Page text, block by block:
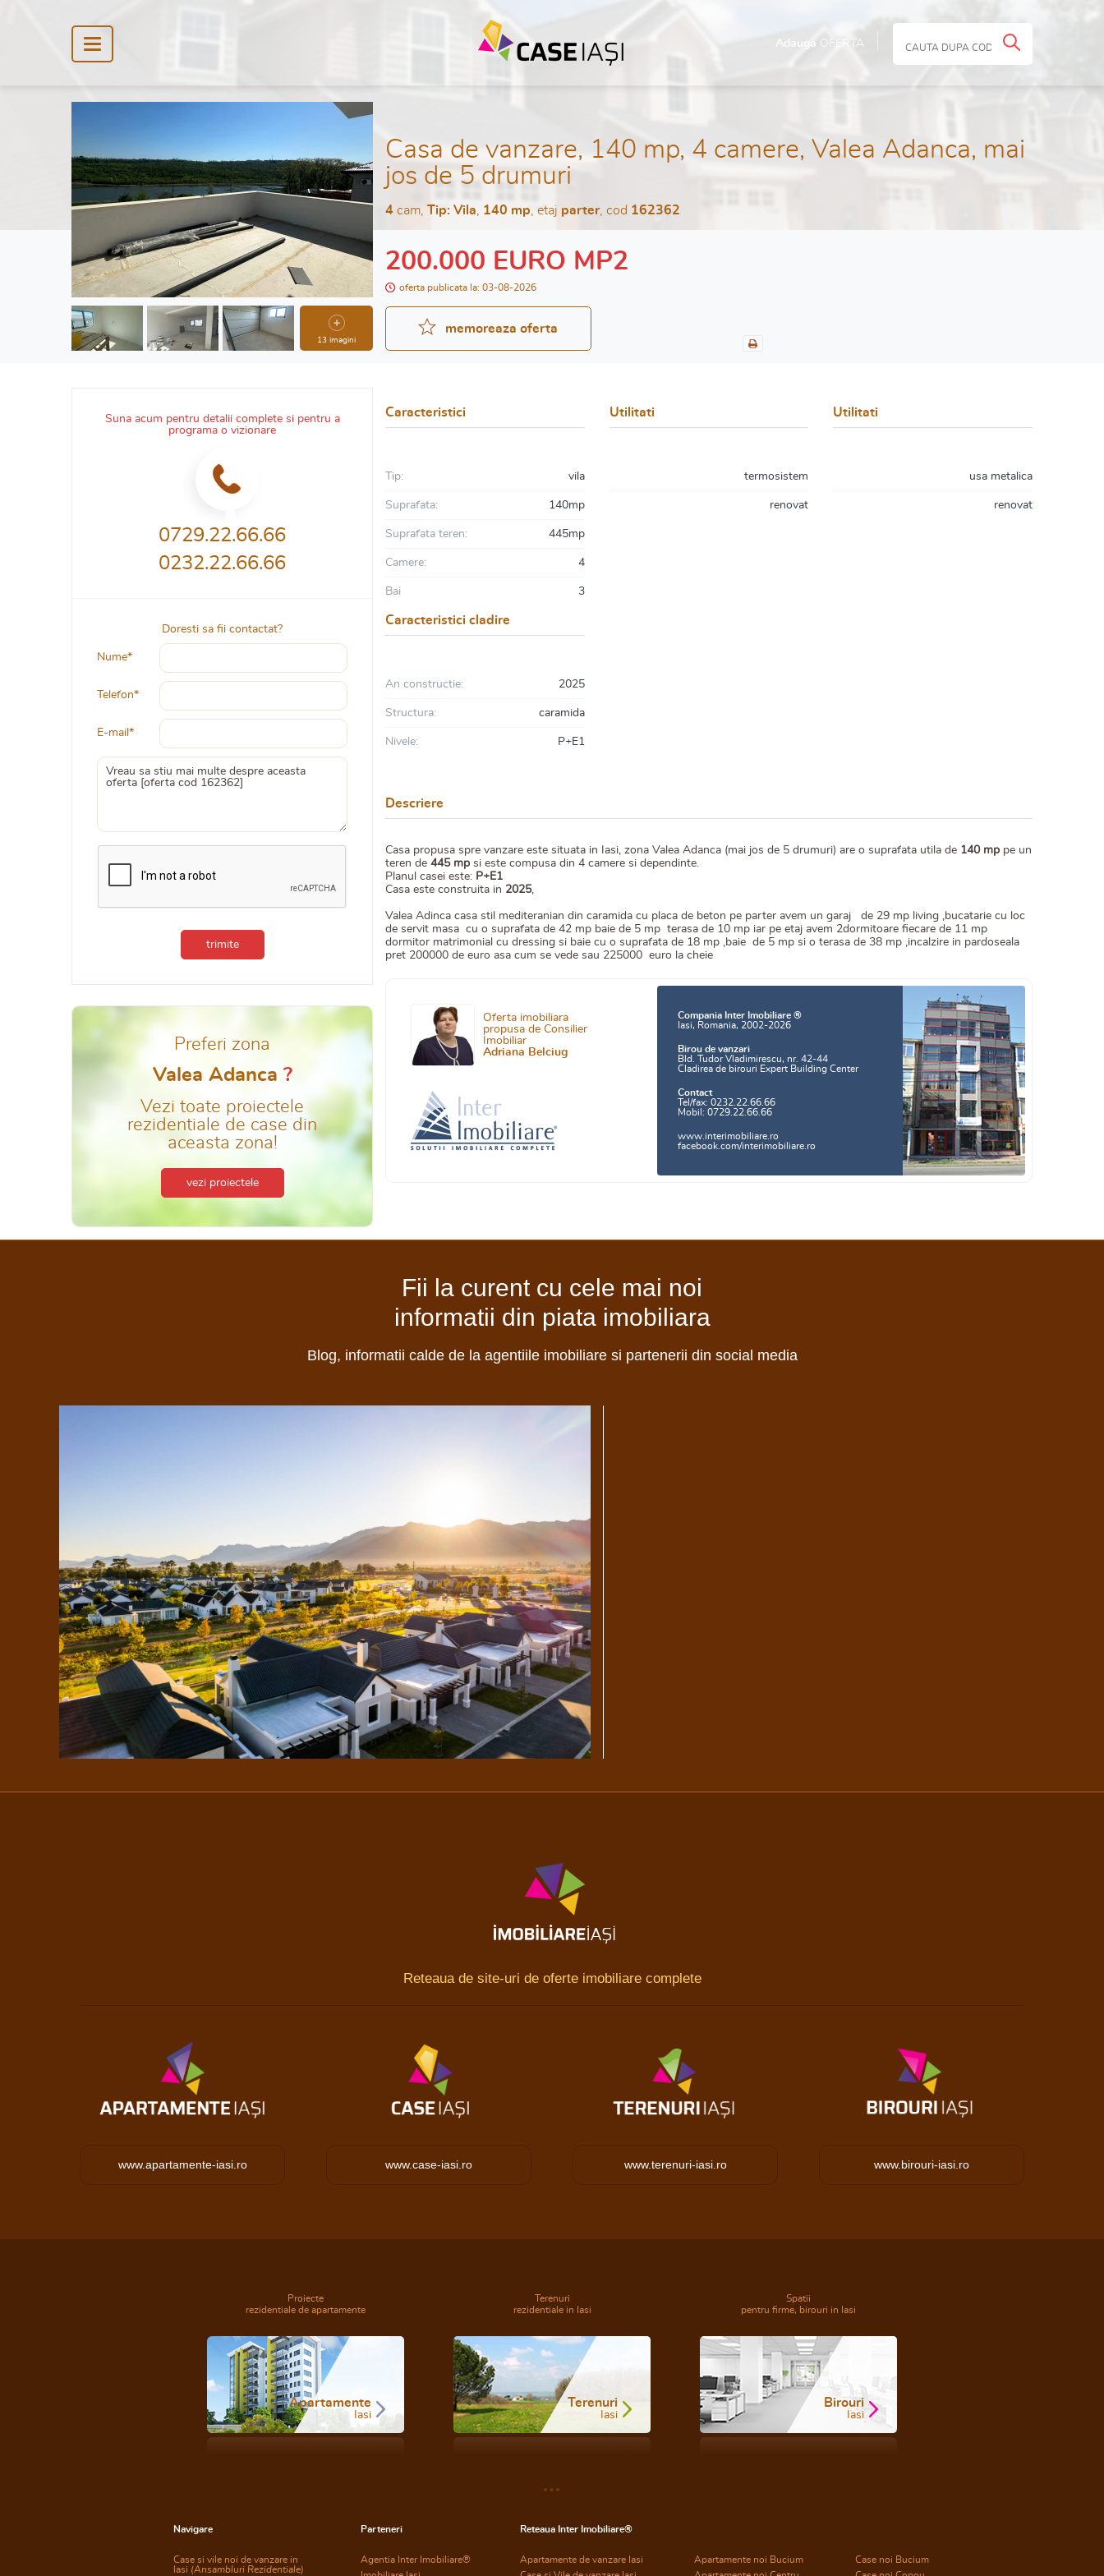
Adauga OFERTA
13 imagini
Casa de vanzare, 140 mp, 4 camere, Valea Adanca, mai
jos de 5 drumuri
4 cam, Tip: Vila 140 mp , etaj parter, cod 162362
200.000 EURO MP2
oferta publicata la: 03-08-2026
memoreaza oferta
Suna acum pentru detalii complete si pentru a
programa o vizionare
0729.22.66.66
0232.22.66.66
Doresti sa fii contactat?
Nume*
Telefon*
E-mail*
trimite
Preferi zona
Valea Adanca ?
Vezi toate proiectele
rezidentiale de case din
aceasta zona!
vezi proiectele
Caracteristici
Tip: vila
Suprafata: 140mp
Suprafata teren: 445mp
Camere: 4
Bai 3
Utilitati
termosistem
renovat
Utilitati
usa metalica
renovat
Caracteristici cladire
An constructie: 2025
Structura: caramida
Nivele: P+E1
Descriere
Casa propusa spre vanzare este situata in Iasi, zona Valea Adanca (mai jos de 5 drumuri) are o suprafata utila de 140 mp pe un
teren de 445 mp si este compusa din 4 camere si dependinte.
Planul casei este: P+E1
Casa este construita in 2025,
Valea Adinca casa stil mediteranian din caramida cu placa de beton pe parter avem un garaj de 29 mp living ,bucatarie cu loc
de servit masa cu o suprafata de 42 mp baie de 5 mp terasa de 10 mp iar pe etaj avem 2dormitoare fiecare de 11 mp
dormitor matrimonial cu dressing si baie cu o suprafata de 18 mp ,baie de 5 mp si o terasa de 38 mp ,incalzire in pardoseala
pret 200000 de euro asa cum se vede sau 225000 euro la cheie
Oferta imobiliara
propusa de Consilier
Imobiliar
Adriana Belciug
Compania Inter Imobiliare ®
Iasi, Romania, 2002-2026
Birou de vanzari
Bld. Tudor Vladimirescu, nr. 42-44
Cladirea de birouri Expert Building Center
Contact
Tel/fax: 0232.22.66.66
Mobil: 0729.22.66.66
www.interimobiliare.ro
facebook.com/interimobiliare.ro
Fii la curent cu cele mai noi
informatii din piata imobiliara
Blog, informatii calde de la agentiile imobiliare si partenerii din social media
Reteaua de site-uri de oferte imobiliare complete
www.apartamente-iasi.ro www.case-iasi.ro www.terenuri-iasi.ro www.birouri-iasi.ro
Proiecte
rezidentiale de apartamente
Apartamente
Iasi
Terenuri
rezidentiale in Iasi
Terenuri
Iasi
Spatii
pentru firme, birouri in Iasi
Birouri
Iasi
Navigare
Case si vile noi de vanzare in
Iasi (Ansambluri Rezidentiale)
Parteneri
Agentia Inter Imobiliare®
Reteaua Inter Imobiliare®
Apartamente de vanzare Iasi
Apartamente noi Bucium
Case noi Bucium